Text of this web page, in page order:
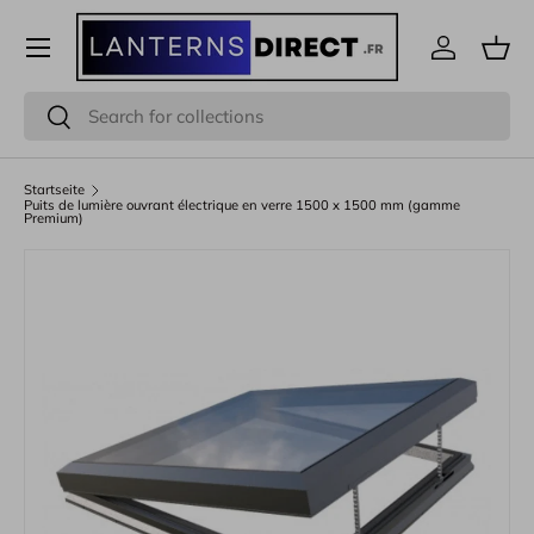
Direkt zum Inhalt
Suchen
Suchen
Einloggen
Menü
Startseite
Puits de lumière ouvrant électrique en verre 1500 x 1500 mm (gamme
Premium)